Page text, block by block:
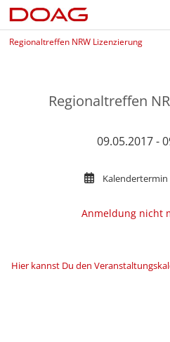
Regionaltreffen NRW Lizenzierung
Regionaltreffen
09.05.2017 -
Anmeldung nicht
Hier kannst Du den